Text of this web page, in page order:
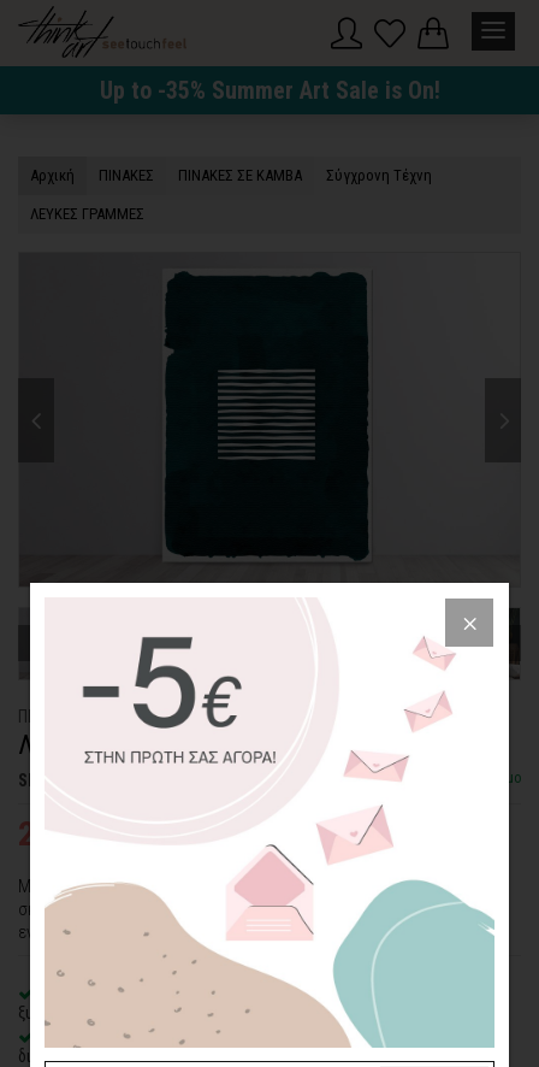
Up to -35% Summer Art Sale is On!
Αρχική ΠΙΝΑΚΕΣ ΠΙΝΑΚΕΣ ΣΕ ΚΑΜΒΑ Σύγχρονη Τέχνη
ΛΕΥΚΕΣ ΓΡΑΜΜΕΣ
ΠΙΝΑΚΑΣ ΚΑΜΒΑΣ
ΛΕΥΚΕΣ ΓΡΑΜΜΕΣ
SKU: CVPS-288-P Διαθέσιμο
27,95€
Μίνιμαλ θέμα σε πίνακα καμβά με οριζόντιες λευκές γραμμές σε
σκούρο φόντο. Συνδυάζεται με θέματα της ίδιας σειράς για πιο
εντυπωσιακό αποτέλεσμα.
100% πιστοποιημένος βαμβακερός καμβάς
ξυλείας
Οικολογική εκτύπωση
με μελάνια νερού latex, χωρίς χημικούς
διαλύτες και οσμές